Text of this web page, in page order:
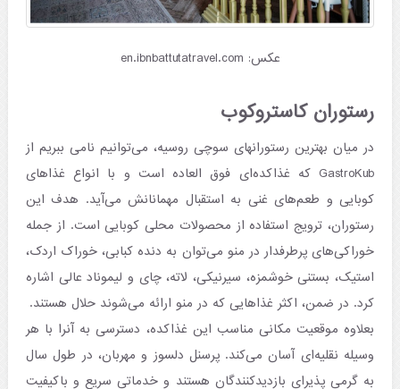
عکس: en.ibnbattutatravel.com
رستوران کاستروکوب
در میان بهترین رستورانهای سوچی روسیه، می‌توانیم نامی ببریم از
GastroKub که غذاکده‌ای فوق العاده است و با انواع غذاهای
کوبایی و طعم‌های غنی به استقبال مهمانانش می‌آید. هدف این
رستوران، ترویج استفاده از محصولات محلی کوبایی است. از جمله
خوراکی‌های پرطرفدار در منو می‌توان به دنده کبابی، خوراک اردک،
استیک، بستنی خوشمزه، سیرنیکی، لاته، چای و لیموناد عالی اشاره
کرد. در ضمن، اکثر غذاهایی که در منو ارائه می‌شوند حلال هستند.
بعلاوه موقعیت مکانی مناسب این غذاکده، دسترسی به آنرا با هر
وسیله نقلیه‌ای آسان می‌کند. پرسنل دلسوز و مهربان، در طول سال
به گرمی پذیرای بازدیدکنندگان هستند و خدماتی سریع و باکیفیت